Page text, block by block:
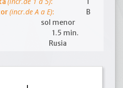
(incr.de A a E):
B
sol menor
1.5 min.
Rusia